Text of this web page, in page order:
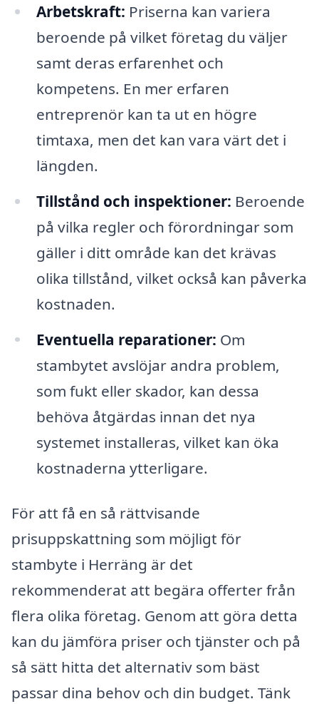
Arbetskraft: Priserna kan variera
beroende på vilket företag du väljer
samt deras erfarenhet och
kompetens. En mer erfaren
entreprenör kan ta ut en högre
timtaxa, men det kan vara värt det i
längden.
Tillstånd och inspektioner: Beroende
på vilka regler och förordningar som
gäller i ditt område kan det krävas
olika tillstånd, vilket också kan påverka
kostnaden.
Eventuella reparationer: Om
stambytet avslöjar andra problem,
som fukt eller skador, kan dessa
behöva åtgärdas innan det nya
systemet installeras, vilket kan öka
kostnaderna ytterligare.
För att få en så rättvisande
prisuppskattning som möjligt för
stambyte i Herräng är det
rekommenderat att begära offerter från
flera olika företag. Genom att göra detta
kan du jämföra priser och tjänster och på
så sätt hitta det alternativ som bäst
passar dina behov och din budget. Tänk